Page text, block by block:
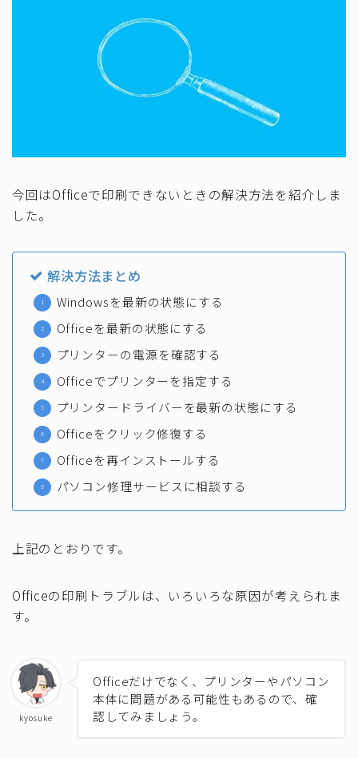
今回はOfficeで印刷できないときの解決方法を紹介しま
した。
解決方法まとめ
Windowsを最新の状態にする
Officeを最新の状態にする
プリンターの電源を確認する
Officeでプリンターを指定する
プリンタードライバーを最新の状態にする
Officeをクリック修復する
Officeを再インストールする
パソコン修理サービスに相談する
上記のとおりです。
Officeの印刷トラブルは、いろいろな原因が考えられま
す。
kyosuke
Officeだけでなく、プリンターやパソコン
本体に問題がある可能性もあるので、確
認してみましょう。